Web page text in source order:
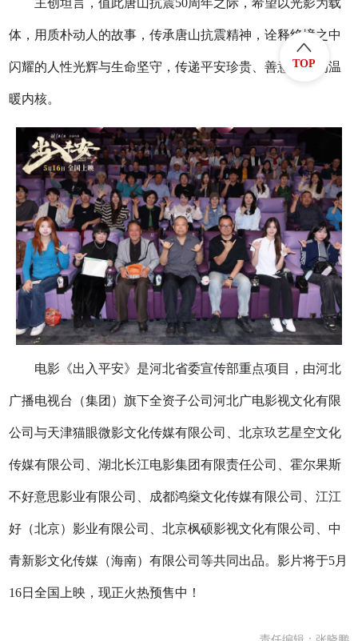
体，用质朴动人的故事，传承唐山抗震精神，诠释绝境之中
闪耀的人性光辉与生命坚守，传递平安珍贵、善意长存的温
暖内核。
电影《出入平安》是河北省委宣传部重点项目，由河北
广播电视台（集团）旗下全资子公司河北广电影视文化有限
公司与天津猫眼微影文化传媒有限公司、北京玖艺星空文化
传媒有限公司、湖北长江电影集团有限责任公司、霍尔果斯
不好意思影业有限公司、成都鸿燊文化传媒有限公司、江江
好（北京）影业有限公司、北京枫硕影视文化有限公司、中
青新影文化传媒（海南）有限公司等共同出品。影片将于5月
16日全国上映，现正火热预售中！
TOP